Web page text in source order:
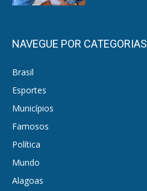
NAVEGUE POR CATEGORIAS
Brasil
Esportes
Municípios
Famosos
Política
Mundo
Alagoas